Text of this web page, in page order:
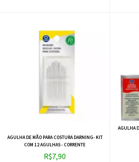
AGULHA DE MÃO PARA COSTURA DARNING- KIT
COM 12 AGULHAS - CORRENTE
R$7,90
AGULHA